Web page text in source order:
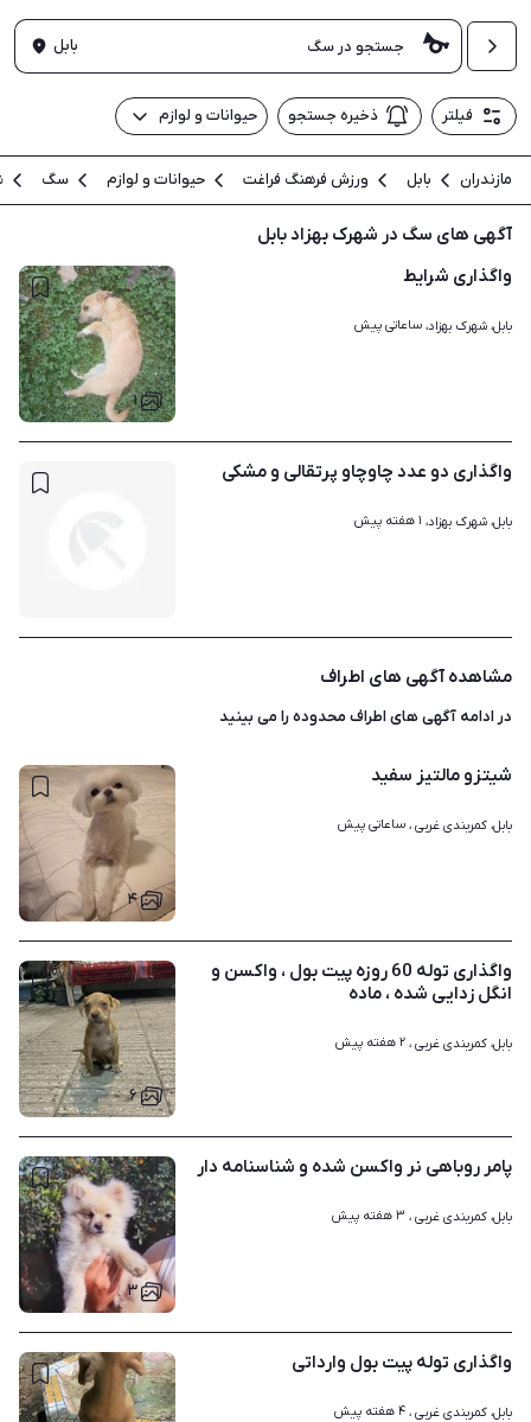
بابل
فیلتر ذخیره جستجو حیوانات و لوازم
مازندران بابل ورزش فرهنگ فراغت حیوانات و لوازم سگ
آگهی های سگ در شهرک بهزاد بابل
۱
واگذاری شرایط
بابل، شهرک بهزاد، ساعاتی پیش
واگذاری دو عدد چاوچاو پرتقالی و مشکی
بابل، شهرک بهزاد، ۱ هفته پیش
مشاهده آگهی های اطراف
در ادامه آگهی هایاطراف محدودهرا می بینید
۴
شیتزو مالتیز سفید
بابل، کمربندی غربی ، ساعاتی پیش
۶
واگذاری توله 60 روزه پیت بول ، واکسن و
انگل زدایی شده ، ماده
بابل، کمربندی غربی ، ۲ هفته پیش
۳
پامر روباهی نر واکسن شده و شناسنامه دار
بابل، کمربندی غربی ، ۳ هفته پیش
واگذاری توله پیت بول وارداتی
بابل، کمربندی غربی ، ۴ هفته پیش